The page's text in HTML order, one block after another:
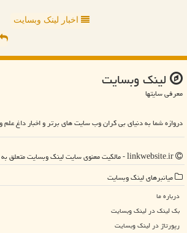
اخبار لینک وبسایت
لینك وبسایت
معرفی سایتها
دروازه شما به دنیای بی کران وب سایت های برتر و اخبار داغ علم
میانبرهای لینك وبسایت
درباره ما
بک لینک در لینك وبسایت
رپورتاژ در لینك وبسایت